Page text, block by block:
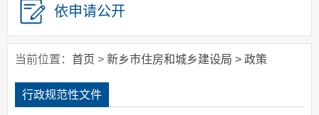
依申请公开
当前位置： 首页 > 新乡市住房和城乡建设局 > 政策
行政规范性文件